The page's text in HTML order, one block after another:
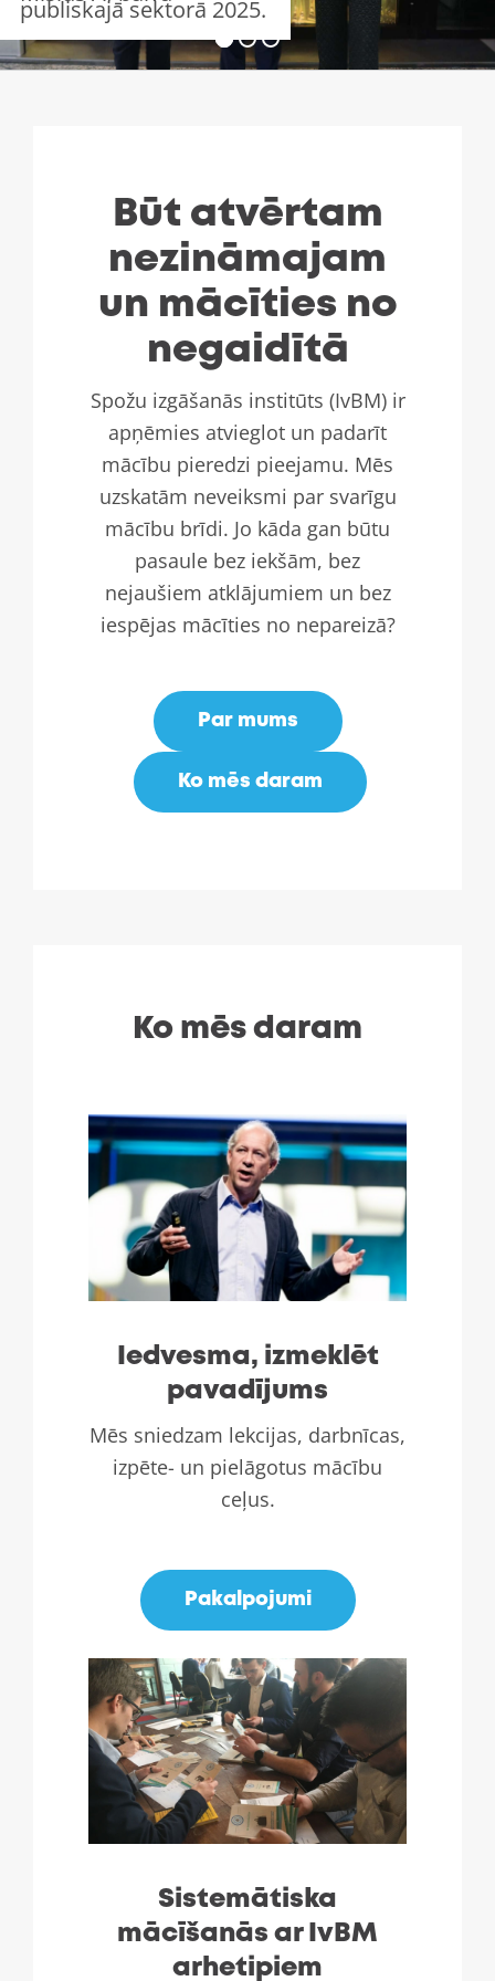
publiskajā sektorā 2025.
Būt atvērtam
nezināmajam
un mācīties no
negaidītā
Spožu izgāšanās institūts (IvBM) ir
apņēmies atvieglot un padarīt
mācību pieredzi pieejamu. Mēs
uzskatām neveiksmi par svarīgu
mācību brīdi. Jo kāda gan būtu
pasaule bez iekšām, bez
nejaušiem atklājumiem un bez
iespējas mācīties no nepareizā?
Par mums
Ko mēs daram
Ko mēs daram
Iedvesma, izmeklēt
pavadījums
Mēs sniedzam lekcijas, darbnīcas,
izpēte- un pielāgotus mācību
ceļus.
Pakalpojumi
Sistemātiska
mācīšanās ar IvBM
arhetipiem